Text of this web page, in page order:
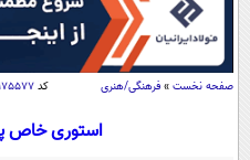
صفحه نخست » فرهنگی/هنری کد
استوری خاص